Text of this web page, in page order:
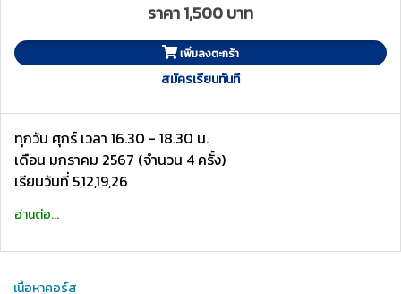
ราคา 1,500 บาท
เพิ่มลงตะกร้า
สมัครเรียนทันที
ทุกวัน ศุกร์ เวลา 16.30 - 18.30 น.
เดือน มกราคม 2567 (จำนวน 4 ครั้ง)
เรียนวันที่ 5,12,19,26
อ่านต่อ...
เนื้อหาคอร์ส